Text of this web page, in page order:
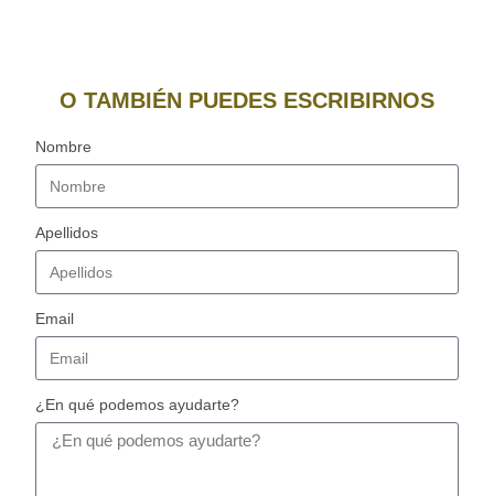
O TAMBIÉN PUEDES ESCRIBIRNOS
Nombre
Apellidos
Email
¿En qué podemos ayudarte?